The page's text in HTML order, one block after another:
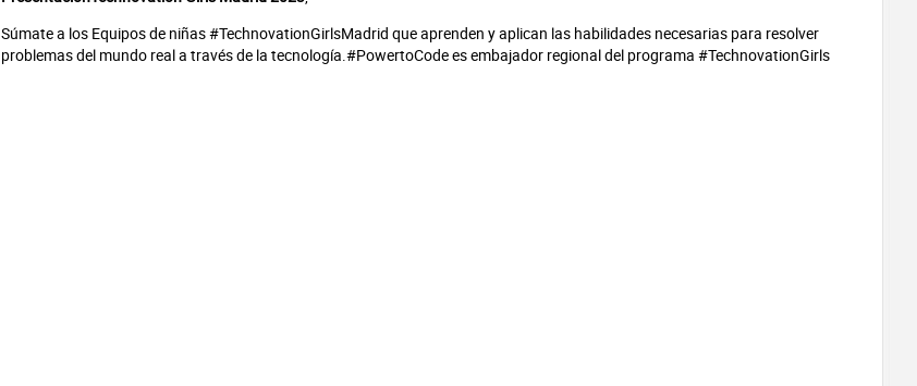
Súmate a los Equipos de niñas #TechnovationGirlsMadrid que aprenden y aplican las habilidades necesarias para resolver
problemas del mundo real a través de la tecnología.#PowertoCode es embajador regional del programa #TechnovationGirls